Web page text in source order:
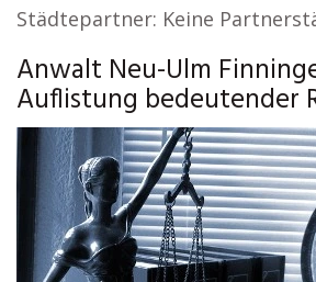
Städtepartner: Keine
Anwalt Neu-Ulm
Auflistung bedeutender